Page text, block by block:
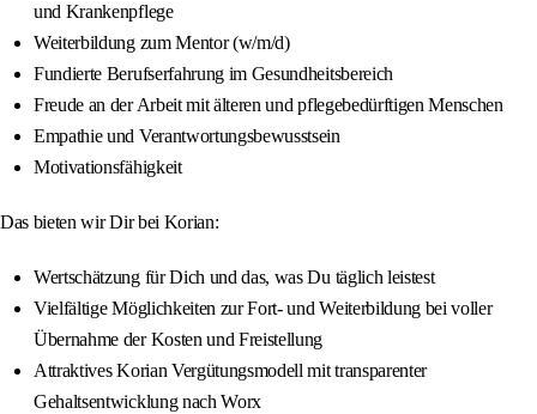
und Krankenpflege
Weiterbildung zum Mentor (w/m/d)
Fundierte Berufserfahrung im Gesundheitsbereich
Freude an der Arbeit mit älteren und pflegebedürftigen Menschen
Empathie und Verantwortungsbewusstsein
Motivationsfähigkeit
Das bieten wir Dir bei Korian:
Wertschätzung für Dich und das, was Du täglich leistest
Vielfältige Möglichkeiten zur Fort- und Weiterbildung bei voller
Übernahme der Kosten und Freistellung
Attraktives Korian Vergütungsmodell mit transparenter
Gehaltsentwicklung nach Worx